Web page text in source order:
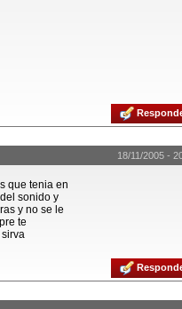
18/11/2005 -
que tenia en
sonido y
y no se le
te